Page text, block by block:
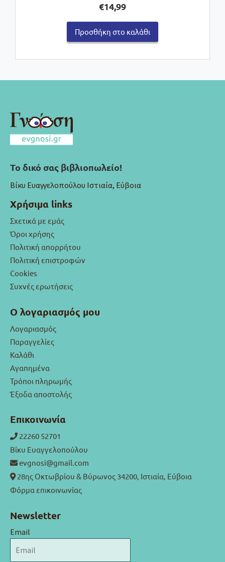
€14,99
Προσθήκη στο καλάθι
Το δικό σας βιβλιοπωλείο!
Βίκυ Ευαγγελοπούλου Ιστιαία, Εύβοια
Χρήσιμα links
Σχετικά με εμάς
Όροι χρήσης
Πολιτική απορρήτου
Πολιτική επιστροφών
Cookies
Συχνές ερωτήσεις
Ο λογαριασμός μου
Λογαριασμός
Παραγγελίες
Καλάθι
Αγαπημένα
Τρόποι πληρωμής
Έξοδα αποστολής
Επικοινωνία
22260 52701
Βίκυ Ευαγγελοπούλου
evgnosi@gmail.com
28ης Οκτωβρίου & Βύρωνος 34200, Ιστιαία, Εύβοια
Φόρμα επικοινωνίας
Newsletter
Email